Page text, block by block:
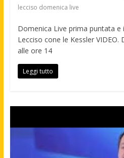
lecciso domenica live
Domenica Live prima puntata e
Lecciso cone le Kessler
alle ore 14
Leggi tutto